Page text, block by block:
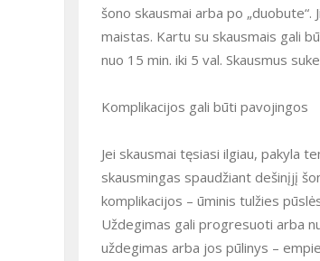
šono skausmai arba po
maistas. Kartu su skausmais gali
nuo 15 min. iki 5 val. Skausmus
Komplikacijos gali būti pavojingos
Jei skausmai tęsiasi ilgiau, pakyla
skausmingas spaudžiant dešinįjį
komplikacijos – ūminis tulžies
Uždegimas gali progresuoti arba
uždegimas arba jos pūlinys –